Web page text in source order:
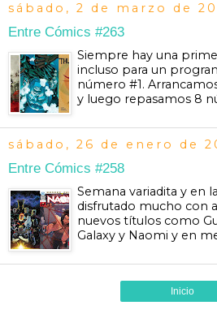
sábado, 2 de marzo de
Entre Cómics #263
Siempre hay una
incluso para un
número #1.
y luego repasamos 8
sábado, 26 de enero de
Entre Cómics #258
Semana variadita y en
disfrutado mucho con
nuevos títulos como
Galaxy y Naomi y en
Inicio